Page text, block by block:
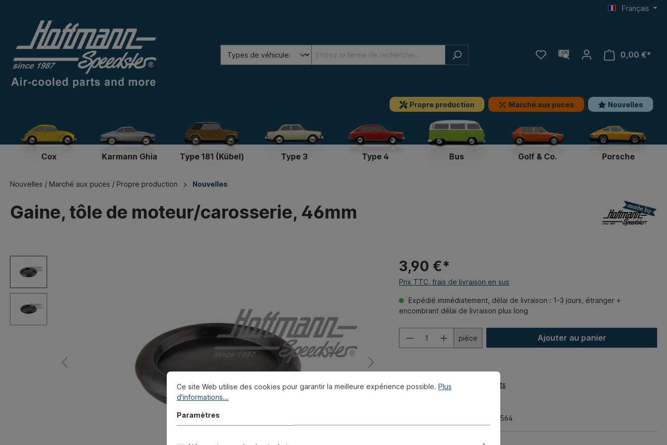
Français
0,00 €*
Propre production Marché aux puces Nouvelles
Cox Karmann Ghia Type 181 (Kübel) Type 3 Type 4 Bus Golf & Co. Porsche
Nouvelles / Marché aux puces / Propre production Nouvelles
Gaine, tôle de moteur/carosserie, 46mm
3,90 €*
Prix TTC, frais de livraison en sus
Expédié immédiatement, délai de livraison : 1-3 jours, étranger +
encombrant délai de livraison plus long
piéce Ajouter au panier
Ajouter à la liste de souhaits
021 115 564
Ce site Web utilise des cookies pour garantir la meilleure expérience possible. Plus
d'informations...
Paramètres